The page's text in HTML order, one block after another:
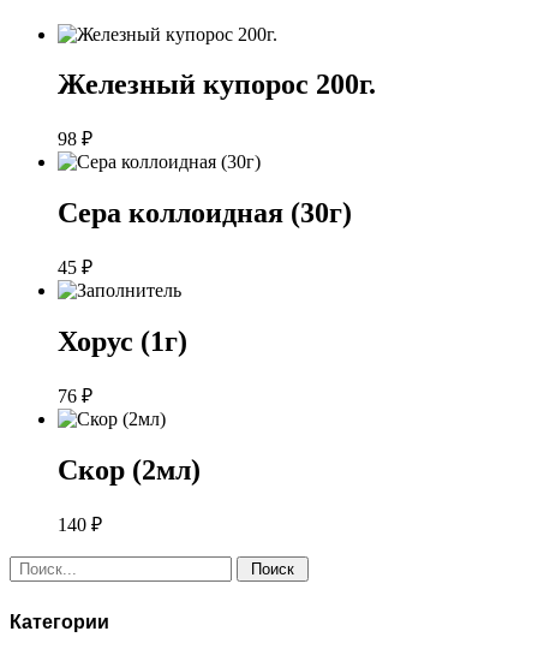
Железный купорос 200г.
98 ₽
Сера коллоидная (30г)
45 ₽
Хорус (1г)
76 ₽
Скор (2мл)
140 ₽
Поиск:
Категории